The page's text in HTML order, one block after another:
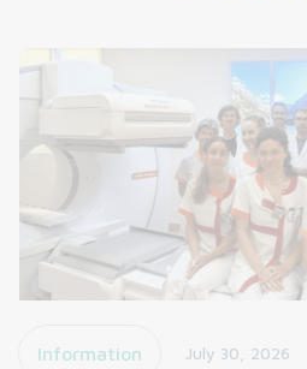
Information July 30, 2026